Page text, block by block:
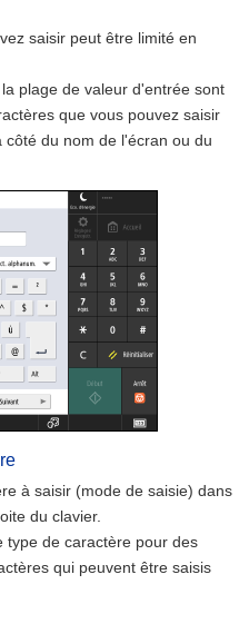
saisir peut être limité en
plage de valeur d'entrée sont
que vous pouvez saisir
du nom de l'écran ou du
à saisir (mode de saisie) dans
du clavier.
type de caractère pour des
qui peuvent être saisis